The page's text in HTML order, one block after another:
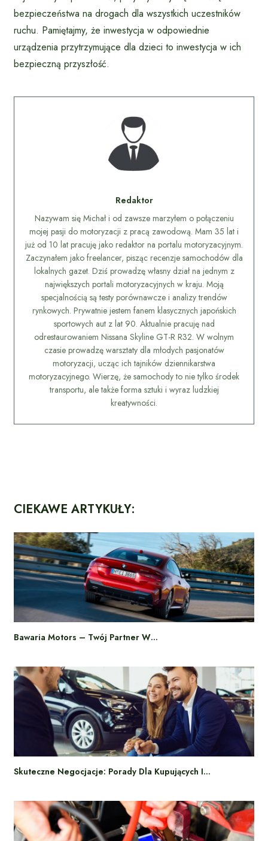
bezpieczeństwa na drogach dla wszystkich uczestników
ruchu. Pamiętajmy, że inwestycja w odpowiednie
urządzenia przytrzymujące dla dzieci to inwestycja w ich
bezpieczną przyszłość.
Redaktor
Nazywam się Michał i od zawsze marzyłem o połączeniu
mojej pasji do motoryzacji z pracą zawodową. Mam 35 lat i
już od 10 lat pracuję jako redaktor na portalu motoryzacyjnym.
Zaczynałem jako freelancer, pisząc recenzje samochodów dla
lokalnych gazet. Dziś prowadzę własny dział na jednym z
największych portali motoryzacyjnych w kraju. Moją
specjalnością są testy porównawcze i analizy trendów
rynkowych. Prywatnie jestem fanem klasycznych japońskich
sportowych aut z lat 90. Aktualnie pracuję nad
odrestaurowaniem Nissana Skyline GT-R R32. W wolnym
czasie prowadzę warsztaty dla młodych pasjonatów
motoryzacji, ucząc ich tajników dziennikarstwa
motoryzacyjnego. Wierzę, że samochody to nie tylko środek
transportu, ale także forma sztuki i wyraz ludzkiej
kreatywności.
CIEKAWE ARTYKUŁY:
Bawaria Motors – Twój Partner W…
Skuteczne Negocjacje: Porady Dla Kupujących I…